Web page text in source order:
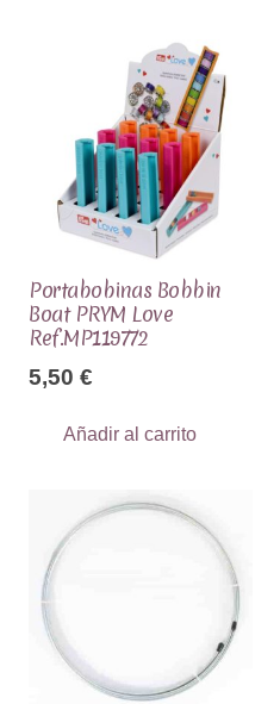
Portabobinas Bobbin
Boat PRYM Love
Ref.MP119772
5,50 €
Añadir al carrito